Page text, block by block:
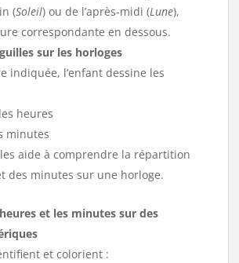
(Soleil) ou de l’après-midi (Lune),
correspondante en dessous.
sur les horloges
indiquée, l’enfant dessine les
heures
minutes
aide à comprendre la répartition
des minutes sur une horloge.
et les minutes sur des
et colorient :